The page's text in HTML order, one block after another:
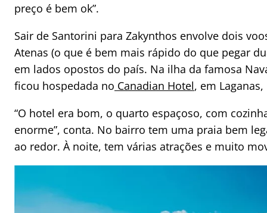
preço é bem ok”.
Sair de Santorini para Zakynthos envolve dois
Atenas (o que é bem mais rápido do que pegar
em lados opostos do país. Na ilha da famosa
ficou hospedada no Canadian Hotel, em
“O hotel era bom, o quarto espaçoso, com
enorme”, conta. No bairro tem uma praia bem
ao redor. À noite, tem várias atrações e muito